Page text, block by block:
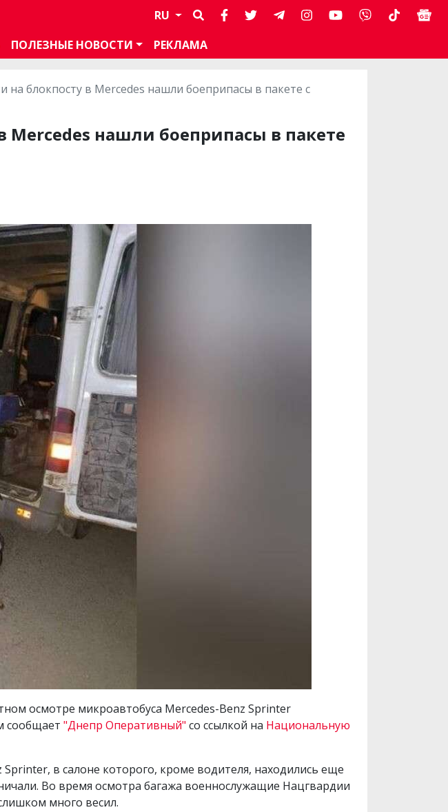
RU
ПОЛЕЗНЫЕ НОВОСТИ РЕКЛАМА
на блокпосту в Mercedes нашли боеприпасы в пакете с
Mercedes нашли боеприпасы в пакете
осмотре микроавтобуса Mercedes-Benz Sprinter
сообщает "Днепр Оперативный" со ссылкой на Национальную
в салоне которого, кроме водителя, находились еще
Во время осмотра багажа военнослужащие Нацгвардии
много весил.